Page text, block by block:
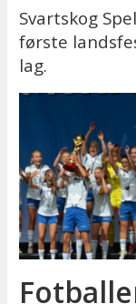
Svartskog
første
lag.